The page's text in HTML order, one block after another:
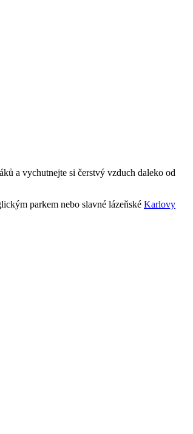
a vychutnejte si čerstvý vzduch daleko od
parkem nebo slavné lázeňské Karlovy